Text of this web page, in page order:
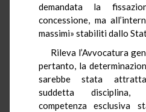
demandata la
concessione, ma
massimi» stabiliti dallo
Rileva l’Avvocatura
pertanto, la
sarebbe stata
suddetta disciplina,
competenza esclusiva